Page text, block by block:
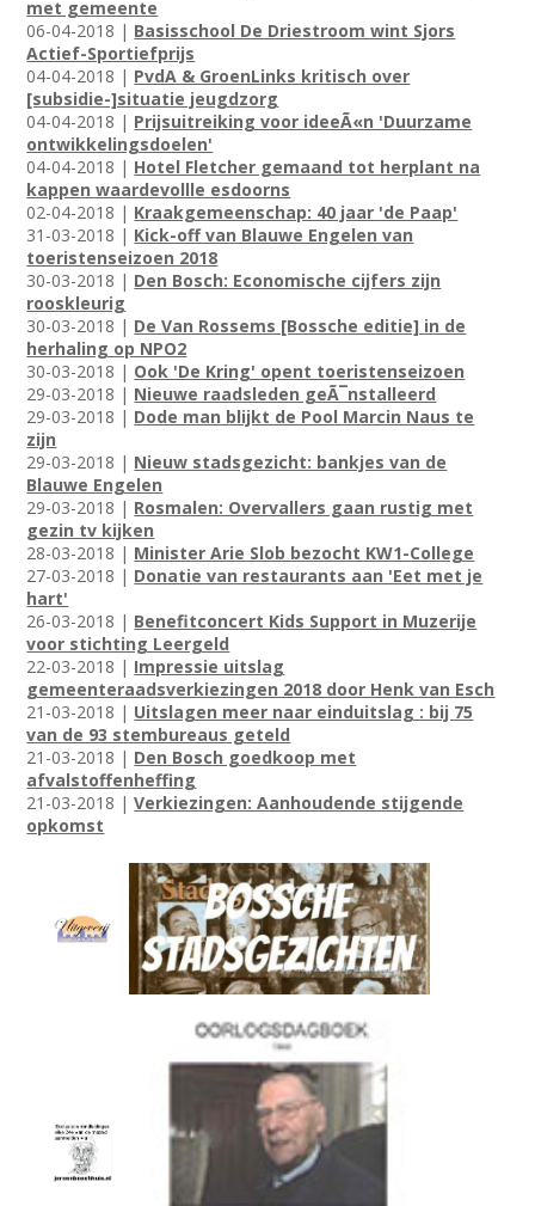
met gemeente
06-04-2018 | Basisschool De Driestroom wint Sjors
Actief-Sportiefprijs
04-04-2018 | PvdA & GroenLinks kritisch over
[subsidie-]situatie jeugdzorg
04-04-2018 | Prijsuitreiking voor ideeÃ«n 'Duurzame
ontwikkelingsdoelen'
04-04-2018 | Hotel Fletcher gemaand tot herplant na
kappen waardevollle esdoorns
02-04-2018 | Kraakgemeenschap: 40 jaar 'de Paap'
31-03-2018 | Kick-off van Blauwe Engelen van
toeristenseizoen 2018
30-03-2018 | Den Bosch: Economische cijfers zijn
rooskleurig
30-03-2018 | De Van Rossems [Bossche editie] in de
herhaling op NPO2
30-03-2018 | Ook 'De Kring' opent toeristenseizoen
29-03-2018 | Nieuwe raadsleden geÃ¯nstalleerd
29-03-2018 | Dode man blijkt de Pool Marcin Naus te
zijn
29-03-2018 | Nieuw stadsgezicht: bankjes van de
Blauwe Engelen
29-03-2018 | Rosmalen: Overvallers gaan rustig met
gezin tv kijken
28-03-2018 | Minister Arie Slob bezocht KW1-College
27-03-2018 | Donatie van restaurants aan 'Eet met je
hart'
26-03-2018 | Benefitconcert Kids Support in Muzerije
voor stichting Leergeld
22-03-2018 | Impressie uitslag
gemeenteraadsverkiezingen 2018 door Henk van Esch
21-03-2018 | Uitslagen meer naar einduitslag : bij 75
van de 93 stembureaus geteld
21-03-2018 | Den Bosch goedkoop met
afvalstoffenheffing
21-03-2018 |Verkiezingen: Aanhoudende stijgende
opkomst